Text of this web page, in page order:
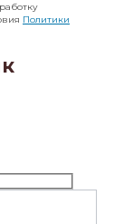
Политики